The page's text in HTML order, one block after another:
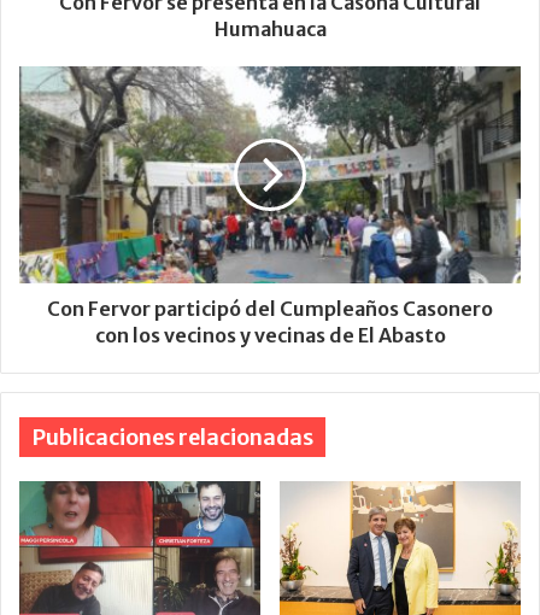
Humahuaca
Con Fervor participó del Cumpleaños Casonero
con los vecinos y vecinas de El Abasto
Publicaciones relacionadas